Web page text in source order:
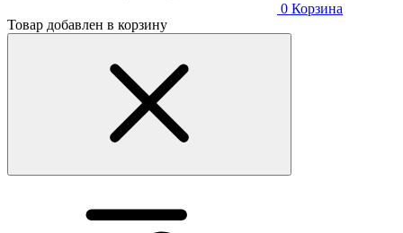
0 Корзина
Товар добавлен в корзину